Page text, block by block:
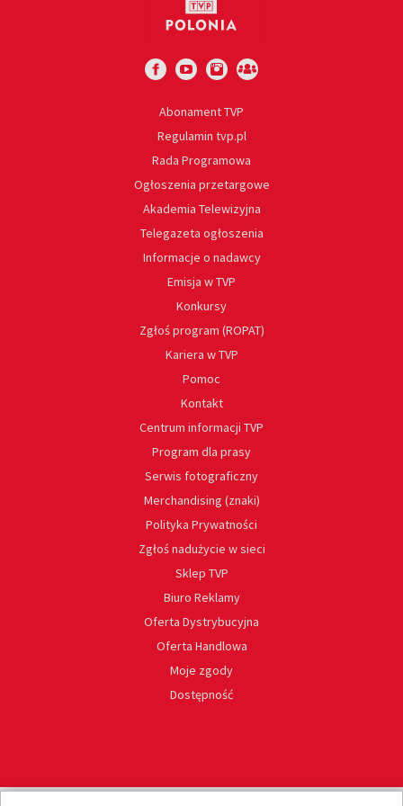
Abonament TVP
Regulamin tvp.pl
Rada Programowa
Ogłoszenia przetargowe
Akademia Telewizyjna
Telegazeta ogłoszenia
Informacje o nadawcy
Emisja w TVP
Konkursy
Zgłoś program (ROPAT)
Kariera w TVP
Pomoc
Kontakt
Centrum informacji TVP
Program dla prasy
Serwis fotograficzny
Merchandising (znaki)
Polityka Prywatności
Zgłoś nadużycie w sieci
Sklep TVP
Biuro Reklamy
Oferta Dystrybucyjna
Oferta Handlowa
Moje zgody
Dostępność